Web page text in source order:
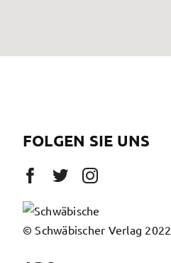
FOLGEN SIE UNS
© Schwäbischer Verlag 2022